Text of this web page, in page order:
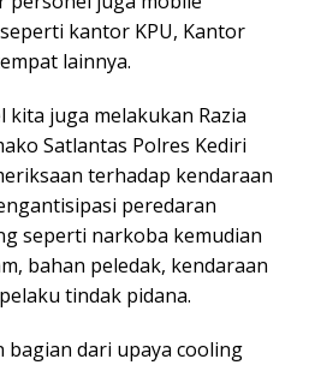
kantor KPU, Kantor
lainnya.
juga melakukan Razia
Satlantas Polres Kediri
terhadap kendaraan
peredaran
seperti narkoba kemudian
bahan peledak, kendaraan
tindak pidana.
bagian dari upaya cooling